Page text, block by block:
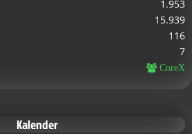
1.953
15.939
116
7
CoreX
Kalender